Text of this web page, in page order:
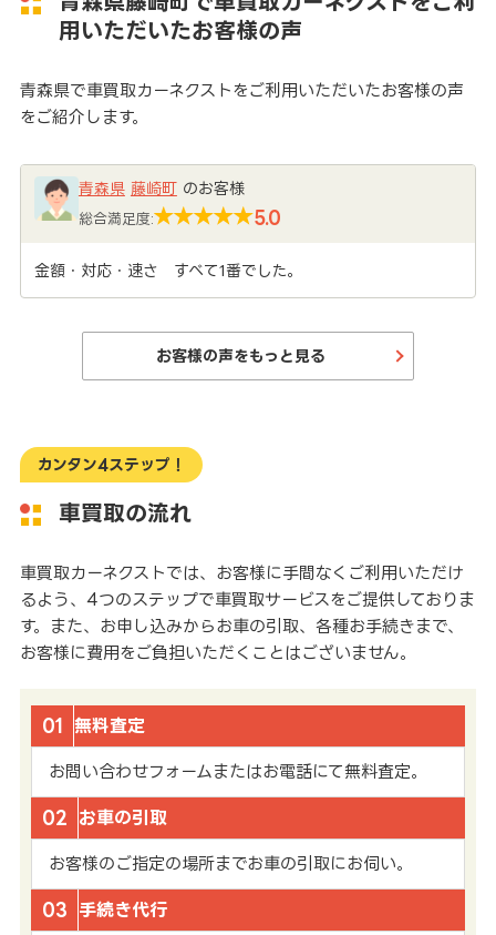
用いただいたお客様の声
青森県で車買取カーネクストをご利用いただいたお客様の声
をご紹介します。
青森県 藤崎町のお客様
総合満足度: 5.0
金額・対応・速さ すべて1番でした。
お客様の声をもっと見る
カンタン4ステップ！
車買取の流れ
車買取カーネクストでは、お客様に手間なくご利用いただけ
るよう、4つのステップで車買取サービスをご提供しておりま
す。また、お申し込みからお車の引取、各種お手続きまで、
お客様に費用をご負担いただくことはございません。
01 無料査定
お問い合わせフォームまたはお電話にて無料査定。
02 お車の引取
お客様のご指定の場所までお車の引取にお伺い。
03 手続き代行